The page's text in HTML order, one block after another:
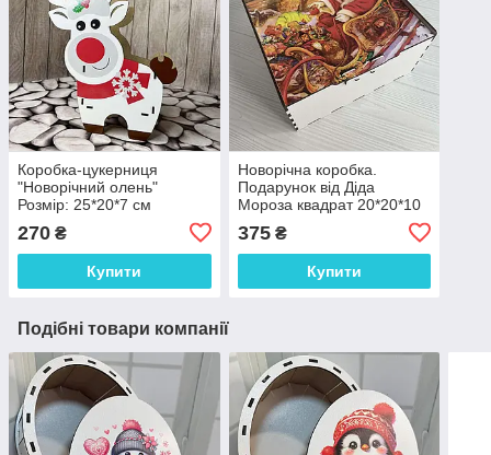
Коробка-цукерниця
"Новорічний олень"
Розмір: 25*20*7 см
270 ₴
Купити
Новорічна коробка.
Подарунок від Діда
Мороза квадрат 20*20*10
375₴
Купити
Подібні товари компанії